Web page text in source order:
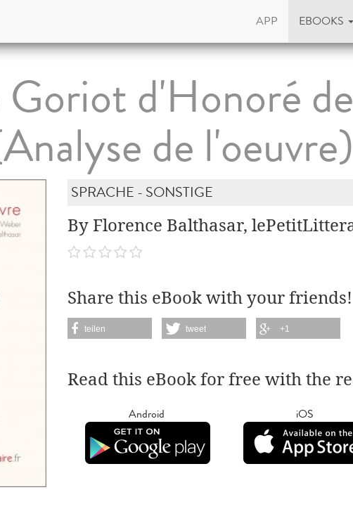
APP EBOOKS
Goriot d'Honoré
de l'oeuvre)
SPRACHE - SONSTIGE
By Florence Balthasar,
Share this eBook with your friends!
teilen tweet +1
Read this eBook for free with the
Android iOS